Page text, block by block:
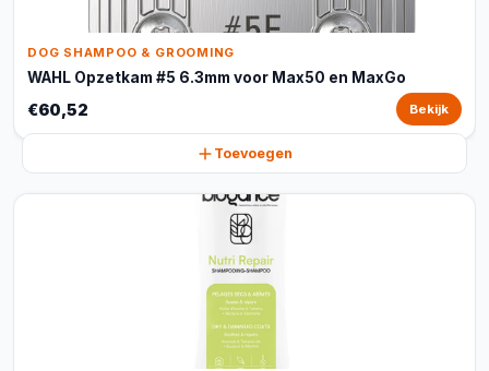
DOG SHAMPOO & GROOMING
WAHL Opzetkam #5 6.3mm voor Max50 en MaxGo
€60,52 Bekijk
Toevoegen